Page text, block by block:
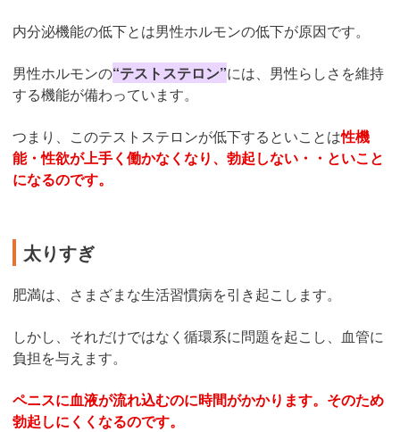
内分泌機能の低下とは男性ホルモンの低下が原因です。
男性ホルモンの“テストステロン”には、男性らしさを維持
する機能が備わっています。
つまり、このテストステロンが低下するといことは性機
能・性欲が上手く働かなくなり、勃起しない・・といこと
になるのです。
太りすぎ
肥満は、さまざまな生活習慣病を引き起こします。
しかし、それだけではなく循環系に問題を起こし、血管に
負担を与えます。
ペニスに血液が流れ込むのに時間がかかります。そのため
勃起しにくくなるのです。